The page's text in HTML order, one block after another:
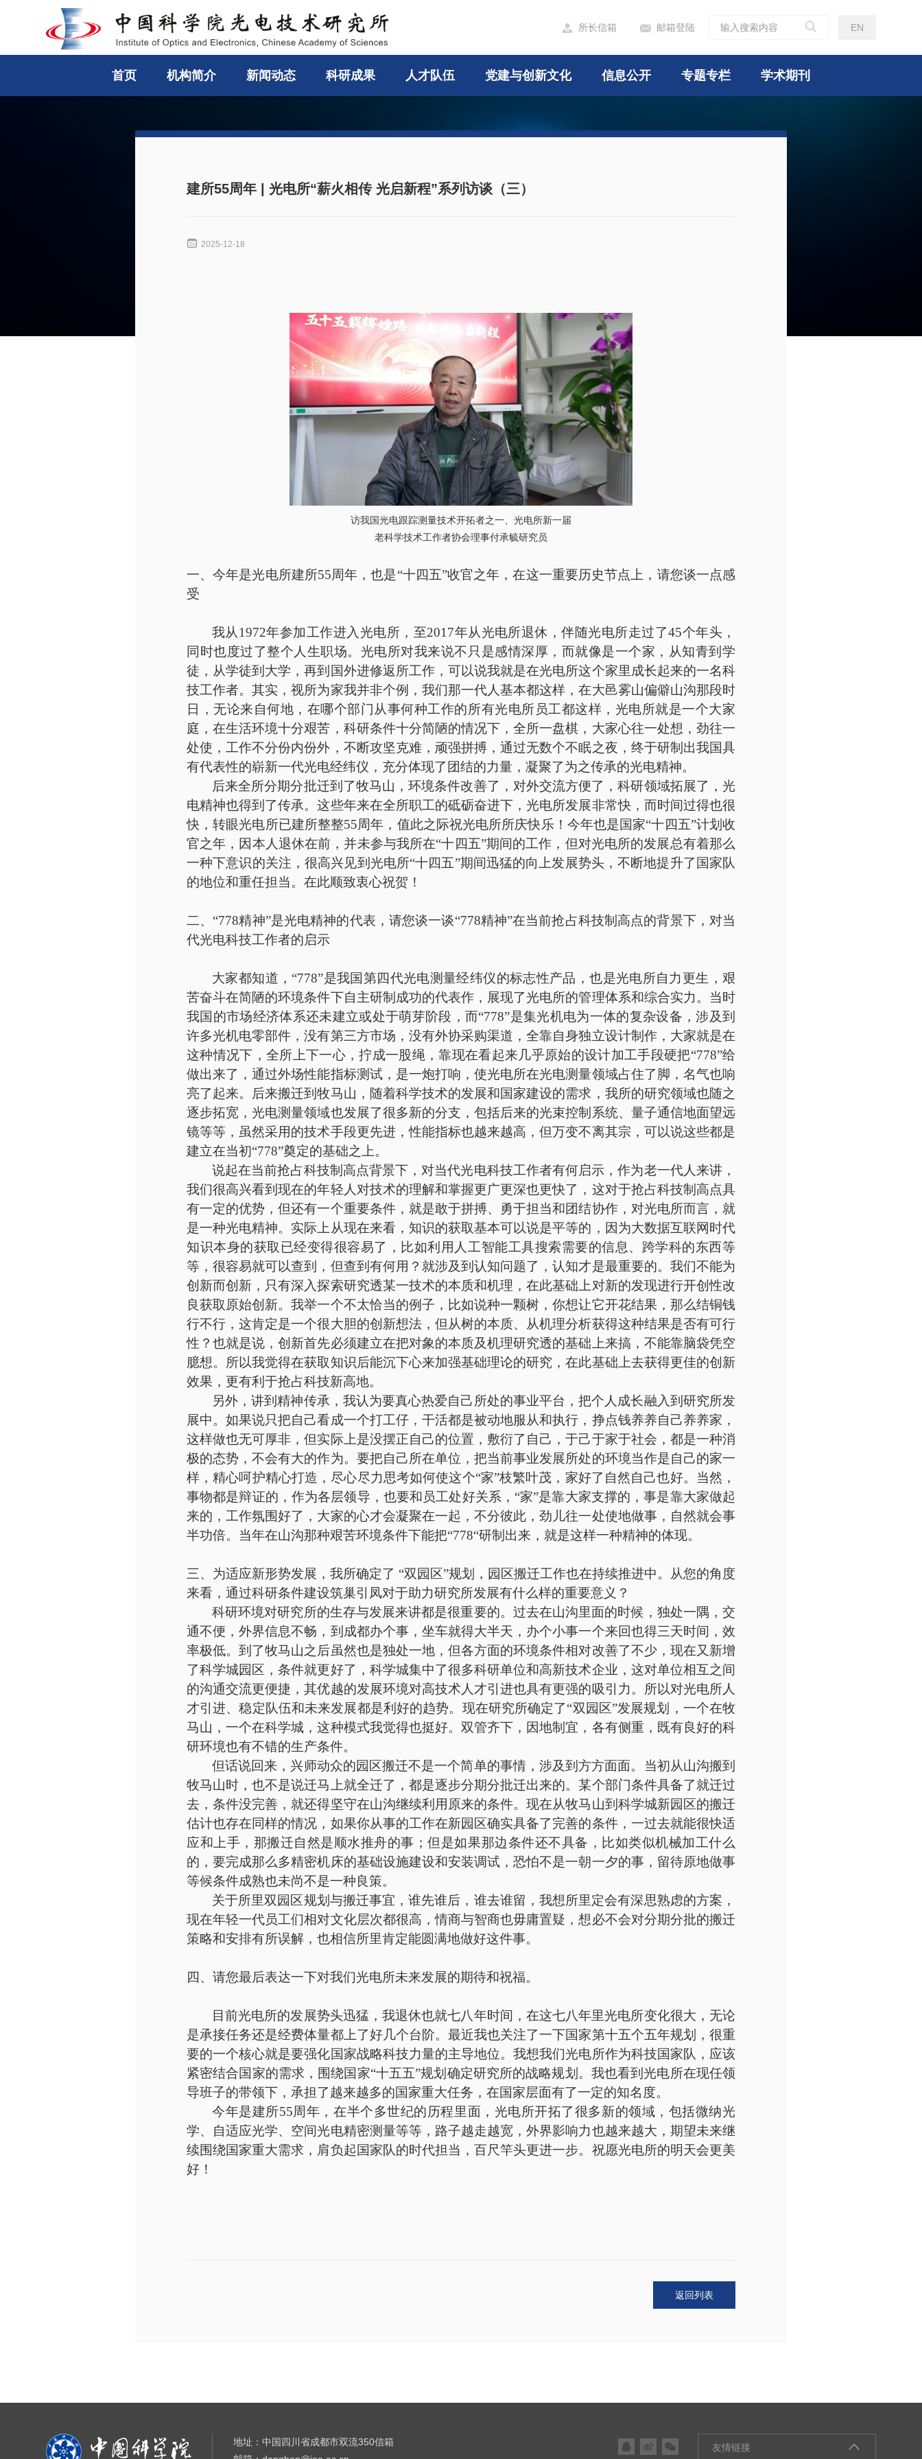
 所长信箱  邮箱登陆  EN
首页 机构简介 新闻动态 科研成果 人才队伍 党建与创新文化 信息公开 专题专栏 学术期刊
建所55周年 | 光电所“薪火相传 光启新程”系列访谈（三）
 2025-12-18
访我国光电跟踪测量技术开拓者之一、光电所新一届
老科学技术工作者协会理事付承毓研究员
一、今年是光电所建所55周年，也是“十四五”收官之年，在这一重要历史节点上，请您谈一点感
受
我从1972年参加工作进入光电所，至2017年从光电所退休，伴随光电所走过了45个年头，
同时也度过了整个人生职场。光电所对我来说不只是感情深厚，而就像是一个家，从知青到学
徒，从学徒到大学，再到国外进修返所工作，可以说我就是在光电所这个家里成长起来的一名科
技工作者。其实，视所为家我并非个例，我们那一代人基本都这样，在大邑雾山偏僻山沟那段时
日，无论来自何地，在哪个部门从事何种工作的所有光电所员工都这样，光电所就是一个大家
庭，在生活环境十分艰苦，科研条件十分简陋的情况下，全所一盘棋，大家心往一处想，劲往一
处使，工作不分份内份外，不断攻坚克难，顽强拼搏，通过无数个不眠之夜，终于研制出我国具
有代表性的崭新一代光电经纬仪，充分体现了团结的力量，凝聚了为之传承的光电精神。
后来全所分期分批迁到了牧马山，环境条件改善了，对外交流方便了，科研领域拓展了，光
电精神也得到了传承。这些年来在全所职工的砥砺奋进下，光电所发展非常快，而时间过得也很
快，转眼光电所已建所整整55周年，值此之际祝光电所所庆快乐！今年也是国家“十四五”计划收
官之年，因本人退休在前，并未参与我所在“十四五”期间的工作，但对光电所的发展总有着那么
一种下意识的关注，很高兴见到光电所“十四五”期间迅猛的向上发展势头，不断地提升了国家队
的地位和重任担当。在此顺致衷心祝贺！
二、 “778精神”是光电精神的代表，请您谈一谈“778精神”在当前抢占科技制高点的背景下，对当
代光电科技工作者的启示
大家都知道， “778”是我国第四代光电测量经纬仪的标志性产品，也是光电所自力更生，艰
苦奋斗在简陋的环境条件下自主研制成功的代表作，展现了光电所的管理体系和综合实力。当时
我国的市场经济体系还未建立或处于萌芽阶段，而“778”是集光机电为一体的复杂设备，涉及到
许多光机电零部件，没有第三方市场，没有外协采购渠道，全靠自身独立设计制作，大家就是在
这种情况下，全所上下一心，拧成一股绳，靠现在看起来几乎原始的设计加工手段硬把“778”给
做出来了，通过外场性能指标测试，是一炮打响，使光电所在光电测量领域占住了脚，名气也响
亮了起来。后来搬迁到牧马山，随着科学技术的发展和国家建设的需求，我所的研究领域也随之
逐步拓宽，光电测量领域也发展了很多新的分支，包括后来的光束控制系统、量子通信地面望远
镜等等，虽然采用的技术手段更先进，性能指标也越来越高，但万变不离其宗，可以说这些都是
建立在当初“778”奠定的基础之上。
说起在当前抢占科技制高点背景下，对当代光电科技工作者有何启示，作为老一代人来讲，
我们很高兴看到现在的年轻人对技术的理解和掌握更广更深也更快了，这对于抢占科技制高点具
有一定的优势，但还有一个重要条件，就是敢于拼搏、勇于担当和团结协作，对光电所而言，就
是一种光电精神。实际上从现在来看，知识的获取基本可以说是平等的，因为大数据互联网时代
知识本身的获取已经变得很容易了，比如利用人工智能工具搜索需要的信息、跨学科的东西等
等，很容易就可以查到，但查到有何用？就涉及到认知问题了，认知才是最重要的。我们不能为
创新而创新，只有深入探索研究透某一技术的本质和机理，在此基础上对新的发现进行开创性改
良获取原始创新。我举一个不太恰当的例子，比如说种一颗树，你想让它开花结果，那么结铜钱
行不行，这肯定是一个很大胆的创新想法，但从树的本质、从机理分析获得这种结果是否有可行
性？也就是说，创新首先必须建立在把对象的本质及机理研究透的基础上来搞，不能靠脑袋凭空
臆想。所以我觉得在获取知识后能沉下心来加强基础理论的研究，在此基础上去获得更佳的创新
效果，更有利于抢占科技新高地。
另外，讲到精神传承，我认为要真心热爱自己所处的事业平台，把个人成长融入到研究所发
展中。如果说只把自己看成一个打工仔，干活都是被动地服从和执行，挣点钱养养自己养养家，
这样做也无可厚非，但实际上是没摆正自己的位置，敷衍了自己，于己于家于社会，都是一种消
极的态势，不会有大的作为。要把自己所在单位，把当前事业发展所处的环境当作是自己的家一
样，精心呵护精心打造，尽心尽力思考如何使这个“家”枝繁叶茂，家好了自然自己也好。当然，
事物都是辩证的，作为各层领导，也要和员工处好关系，“家”是靠大家支撑的，事是靠大家做起
来的，工作氛围好了，大家的心才会凝聚在一起，不分彼此，劲儿往一处使地做事，自然就会事
半功倍。当年在山沟那种艰苦环境条件下能把“778“研制出来，就是这样一种精神的体现。
三、为适应新形势发展，我所确定了 “双园区”规划，园区搬迁工作也在持续推进中。从您的角度
来看，通过科研条件建设筑巢引凤对于助力研究所发展有什么样的重要意义？
科研环境对研究所的生存与发展来讲都是很重要的。过去在山沟里面的时候，独处一隅，交
通不便，外界信息不畅，到成都办个事，坐车就得大半天，办个小事一个来回也得三天时间，效
率极低。到了牧马山之后虽然也是独处一地，但各方面的环境条件相对改善了不少，现在又新增
了科学城园区，条件就更好了，科学城集中了很多科研单位和高新技术企业，这对单位相互之间
的沟通交流更便捷，其优越的发展环境对高技术人才引进也具有更强的吸引力。所以对光电所人
才引进、稳定队伍和未来发展都是利好的趋势。现在研究所确定了“双园区”发展规划，一个在牧
马山，一个在科学城，这种模式我觉得也挺好。双管齐下，因地制宜，各有侧重，既有良好的科
研环境也有不错的生产条件。
但话说回来，兴师动众的园区搬迁不是一个简单的事情，涉及到方方面面。当初从山沟搬到
牧马山时，也不是说迁马上就全迁了，都是逐步分期分批迁出来的。某个部门条件具备了就迁过
去，条件没完善，就还得坚守在山沟继续利用原来的条件。现在从牧马山到科学城新园区的搬迁
估计也存在同样的情况，如果你从事的工作在新园区确实具备了完善的条件，一过去就能很快适
应和上手，那搬迁自然是顺水推舟的事；但是如果那边条件还不具备，比如类似机械加工什么
的，要完成那么多精密机床的基础设施建设和安装调试，恐怕不是一朝一夕的事，留待原地做事
等候条件成熟也未尚不是一种良策。
关于所里双园区规划与搬迁事宜，谁先谁后，谁去谁留，我想所里定会有深思熟虑的方案，
现在年轻一代员工们相对文化层次都很高，情商与智商也毋庸置疑，想必不会对分期分批的搬迁
策略和安排有所误解，也相信所里肯定能圆满地做好这件事。
四、请您最后表达一下对我们光电所未来发展的期待和祝福。
目前光电所的发展势头迅猛，我退休也就七八年时间，在这七八年里光电所变化很大，无论
是承接任务还是经费体量都上了好几个台阶。最近我也关注了一下国家第十五个五年规划，很重
要的一个核心就是要强化国家战略科技力量的主导地位。我想我们光电所作为科技国家队，应该
紧密结合国家的需求，围绕国家“十五五”规划确定研究所的战略规划。我也看到光电所在现任领
导班子的带领下，承担了越来越多的国家重大任务，在国家层面有了一定的知名度。
今年是建所55周年，在半个多世纪的历程里面，光电所开拓了很多新的领域，包括微纳光
学、自适应光学、空间光电精密测量等等，路子越走越宽，外界影响力也越来越大，期望未来继
续围绕国家重大需求，肩负起国家队的时代担当，百尺竿头更进一步。祝愿光电所的明天会更美
好！
返回列表
地址：中国四川省成都市双流350信箱
   友情链接